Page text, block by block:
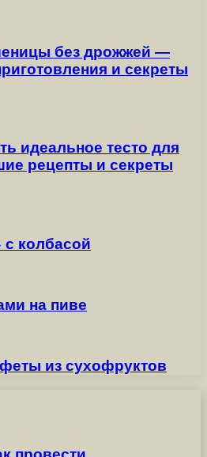
без дрожжей —
и секреты
идеальное тесто для
рецепты и секреты
с колбасой
на пиве
из сухофруктов